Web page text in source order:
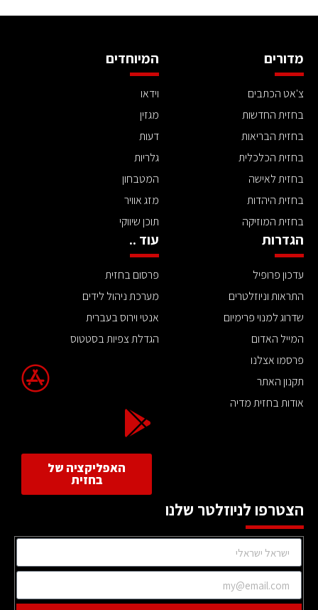
מדורים
צ'אט הכתבים
בחזית החדשות
בחזית הבריאות
בחזית הכלכלית
בחזית לאישה
בחזית היהדות
בחזית המוזיקה
המיוחדים
וידאו
מגזין
דעות
גלריות
המטבחון
מזג אוויר
תוכן שיווקי
הגדרות
עדכון פרופיל
התראות וניוזלטרים
שדרוג למנוי פרימיום
המייל האדום
פרסמו אצלנו
תקנון האתר
אודות בחזית מדיה
עוד ..
פרסום בחזית
מערכת ניהול לידים
אנטי וירוס בעברית
הגדלת צפיות בסטטוס
האפליקציה של
בחזית
הצטרפו לניוזלטר שלנו